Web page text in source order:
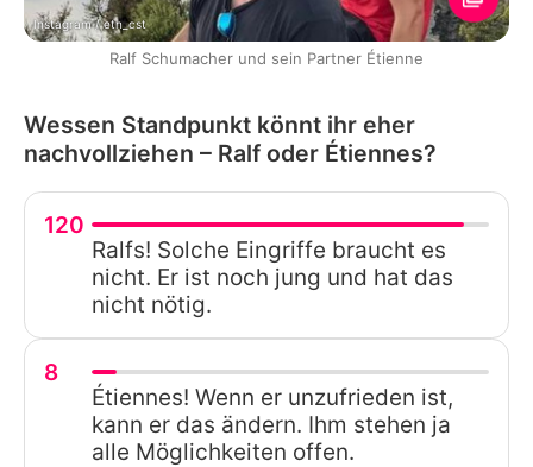
Instagram / etn_cst
Ralf Schumacher und sein Partner Étienne
Wessen Standpunkt könnt ihr eher
nachvollziehen – Ralf oder Étiennes?
120
Ralfs! Solche Eingriffe braucht es
nicht. Er ist noch jung und hat das
nicht nötig.
8
Étiennes! Wenn er unzufrieden ist,
kann er das ändern. Ihm stehen ja
alle Möglichkeiten offen.